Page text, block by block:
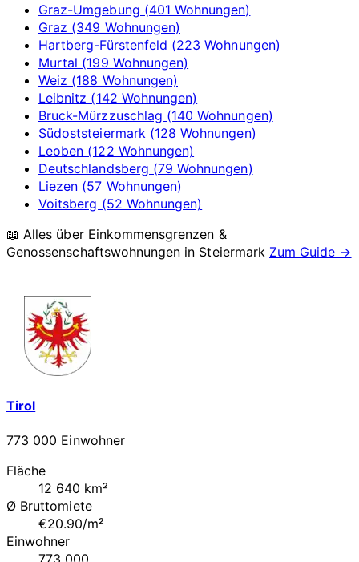
Graz-Umgebung (401 Wohnungen)
Graz (349 Wohnungen)
Hartberg-Fürstenfeld (223 Wohnungen)
Murtal (199 Wohnungen)
Weiz (188 Wohnungen)
Leibnitz (142 Wohnungen)
Bruck-Mürzzuschlag (140 Wohnungen)
Südoststeiermark (128 Wohnungen)
Leoben (122 Wohnungen)
Deutschlandsberg (79 Wohnungen)
Liezen (57 Wohnungen)
Voitsberg (52 Wohnungen)
📖 Alles über Einkommensgrenzen &
Genossenschaftswohnungen in Steiermark Zum Guide →
Tirol
773 000 Einwohner
Fläche
12 640 km²
Ø Bruttomiete
€20.90/m²
Einwohner